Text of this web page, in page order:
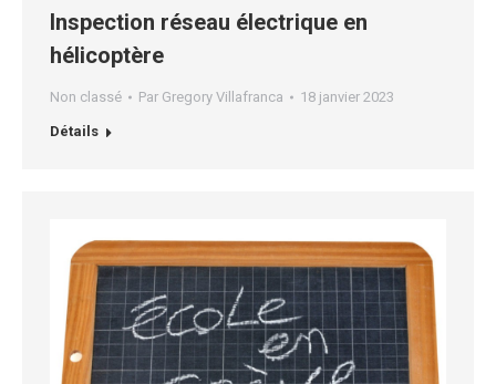
Inspection réseau électrique en
hélicoptère
Non classé Par Gregory Villafranca 18 janvier 2023
Détails